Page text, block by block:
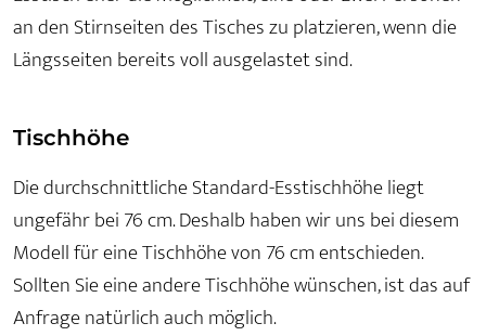
an den Stirnseiten des Tisches zu platzieren, wenn die
Längsseiten bereits voll ausgelastet sind.
Tischhöhe
Die durchschnittliche Standard-Esstischhöhe liegt
ungefähr bei 76 cm. Deshalb haben wir uns bei diesem
Modell für eine Tischhöhe von 76 cm entschieden.
Sollten Sie eine andere Tischhöhe wünschen, ist das auf
Anfrage natürlich auch möglich.